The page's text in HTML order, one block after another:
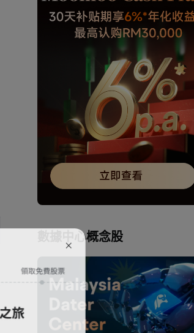
高級模式
在2026年6月30日23:59前淨入金
≥RM80,000
在2026
維持30天
30天年化1.5%基金加息券
30天年化
數據中心概念股